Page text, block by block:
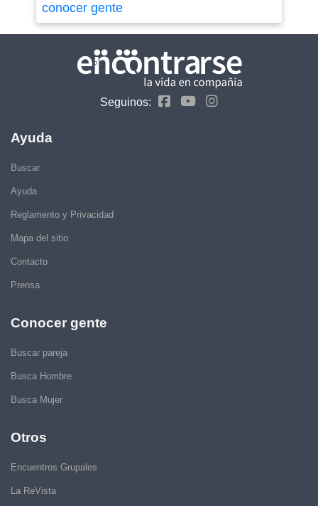
conocer gente
Seguinos:
Ayuda
Buscar
Ayuda
Reglamento y Privacidad
Mapa del sitio
Contacto
Prensa
Conocer gente
Buscar pareja
Busca Hombre
Busca Mujer
Otros
Encuentros Grupales
La ReVista